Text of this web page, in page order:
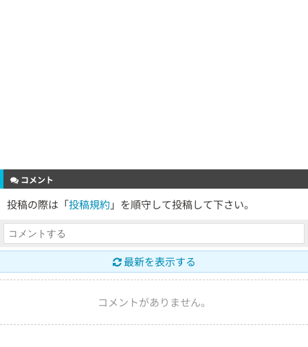
コメント
投稿の際は「投稿規約 」を順守して投稿して下さい。
最新を表示する
コメントがありません。